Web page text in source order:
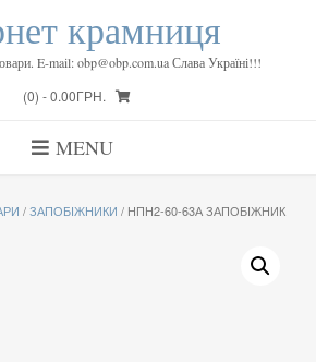
крамниця
E-mail: obp@obp.com.ua Слава Україні!!!
(0) - 0.00ГРН.
MENU
/ЗАПОБІЖНИКИ / НПН2-60-63А ЗАПОБІЖНИК